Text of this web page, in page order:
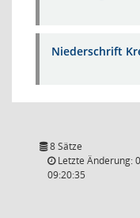
Niederschrift
8 Sätze
Letzte Änderung:
09:20:35